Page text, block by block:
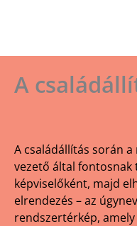
A
A családállítás során
vezető által
képviselőként, majd
elrendezés – az
rendszertérkép,